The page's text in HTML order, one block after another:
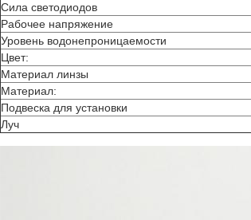
Сила светодиодов
Рабочее напряжение
Уровень водонепроницаемости
Цвет:
Материал линзы
Материал:
Подвеска для установки
Луч